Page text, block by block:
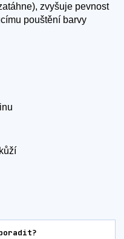
zvyšuje pevnost
pouštění barvy